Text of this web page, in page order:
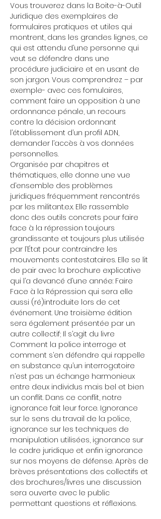
Vous trouverez dans la Boite-à-Outil
Juridique des exemplaires de
formulaires pratiques et utiles qui
montrent, dans les grandes lignes, ce
qui est attendu d’une personne qui
veut se défendre dans une
procédure judiciaire et en usant de
son jargon. Vous comprendrez – par
exemple- avec ces fomulaires,
comment faire un opposition à une
ordonnance pénale, un recours
contre la décision ordonnant
l’établissement d’un profil ADN,
demander l’accès à vos données
personnelles.
Organisée par chapitres et
thématiques, elle donne une vue
d’ensemble des problèmes
juridiques fréquemment rencontrés
par les militant.e.x. Elle rassemble
donc des outils concrets pour faire
face à la répression toujours
grandissante et toujours plus utilisée
par l’État pour contraindre les
mouvements contestataires. Elle se lit
de pair avec la brochure explicative
qui l’a devancé d’une année: Faire
Face à la Répression qui sera elle
aussi (ré)introduite lors de cet
événement. Une troisième édition
sera également présentée par un
autre collectif; Il s’agit du livre
Comment la police interroge et
comment s’en défendre qui rappelle
en substance qu’un interrogatoire
n’est pas un échange harmonieux
entre deux individus mais bel et bien
un conflit. Dans ce conflit, notre
ignorance fait leur force. Ignorance
sur le sens du travail de la police,
ignorance sur les techniques de
manipulation utilisées, ignorance sur
le cadre juridique et enfin ignorance
sur nos moyens de défense. Après de
brèves présentations des collectifs et
des brochures/livres une discussion
sera ouverte avec le public
permettant questions et réflexions.